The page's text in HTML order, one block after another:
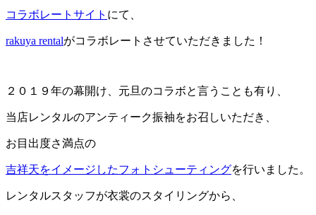
コラボレートサイト にて、
rakuya rentalがコラボレートさせていただきました！
２０１９年の幕開け、元旦のコラボと言うことも有り、
当店レンタルのアンティーク振袖をお召しいただき、
お目出度さ満点の
吉祥天をイメージしたフォトシューティングを行いました。
レンタルスタッフが衣裳のスタイリングから、